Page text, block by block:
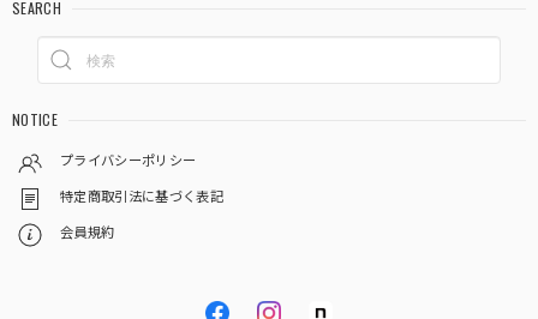
SEARCH
NOTICE
プライバシーポリシー
特定商取引法に基づく表記
会員規約